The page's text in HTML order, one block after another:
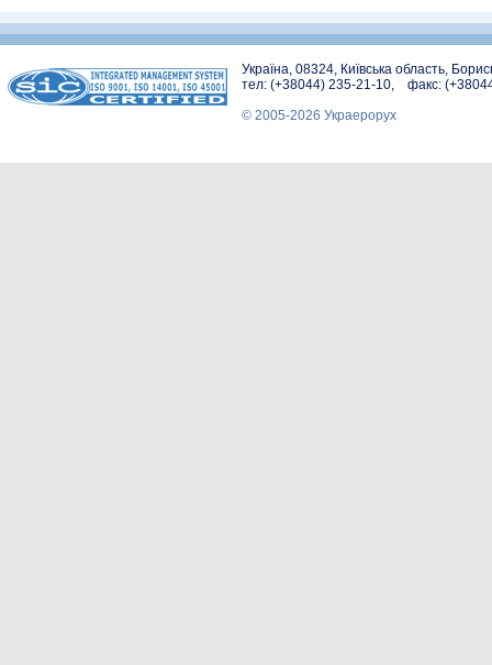
Україна, 08324, Київська область,
тел: (+38044) 235-21-10, факс:
© 2005-2026 Украерорух